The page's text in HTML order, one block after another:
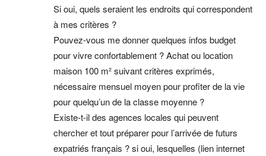
Si oui, quels seraient les endroits qui correspondent
à mes critères ?
Pouvez-vous me donner quelques infos budget
pour vivre confortablement ? Achat ou location
maison 100 m² suivant critères exprimés,
nécessaire mensuel moyen pour profiter de la vie
pour quelqu’un de la classe moyenne ?
Existe-t-il des agences locales qui peuvent
chercher et tout préparer pour l’arrivée de futurs
expatriés français ? si oui, lesquelles (lien internet